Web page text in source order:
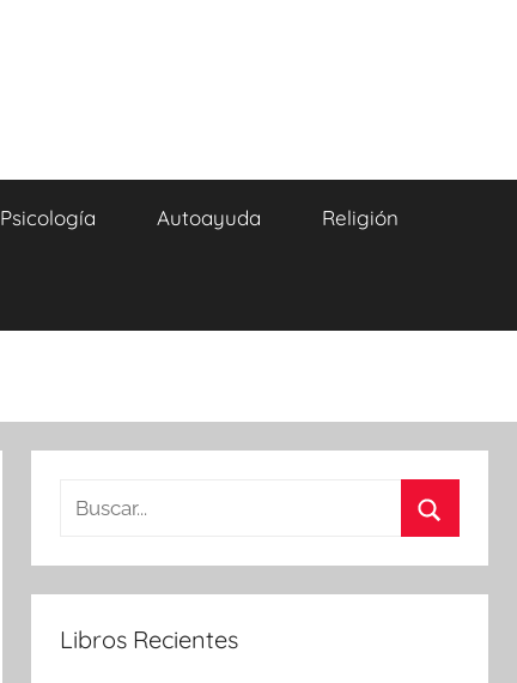
Psicología Autoayuda Religión
Buscar:
Libros Recientes